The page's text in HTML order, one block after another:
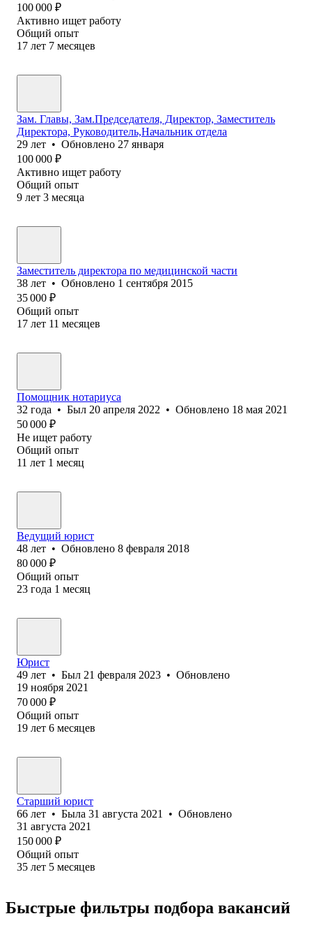
100 000 ₽
Активно ищет работу
Общий опыт
17 лет 7 месяцев
Зам. Главы, Зам.Председателя, Директор, Заместитель
Директора, Руководитель,Начальник отдела
29 лет • Обновлено 27 января
100 000 ₽
Активно ищет работу
Общий опыт
9 лет 3 месяца
Заместитель директора по медицинской части
38 лет • Обновлено 1 сентября 2015
35 000 ₽
Общий опыт
17 лет 11 месяцев
Помощник нотариуса
32 года • Был 20 апреля 2022 • Обновлено 18 мая 2021
50 000 ₽
Не ищет работу
Общий опыт
11 лет 1 месяц
Ведущий юрист
48 лет • Обновлено 8 февраля 2018
80 000 ₽
Общий опыт
23 года 1 месяц
Юрист
49 лет • Был 21 февраля 2023 • Обновлено
19 ноября 2021
70 000 ₽
Общий опыт
19 лет 6 месяцев
Старший юрист
66 лет • Была 31 августа 2021 • Обновлено
31 августа 2021
150 000 ₽
Общий опыт
35 лет 5 месяцев
Быстрые фильтры подбора вакансий